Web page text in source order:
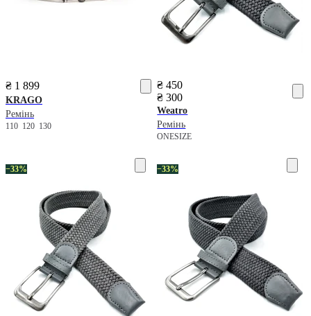
₴ 1 899
KRAGO
Ремінь
110 120 130
₴ 450
₴ 300
Weatro
Ремінь
ONESIZE
−33% −33%